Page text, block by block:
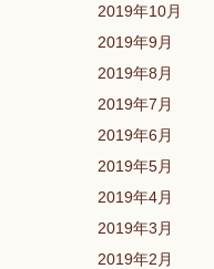
2019年10月
2019年9月
2019年8月
2019年7月
2019年6月
2019年5月
2019年4月
2019年3月
2019年2月